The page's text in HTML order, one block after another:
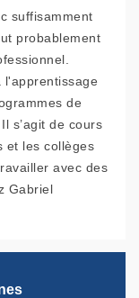
suffisamment
probablement
l'apprentissage
de
s’agit de cours
et les collèges
avec des
Gabriel